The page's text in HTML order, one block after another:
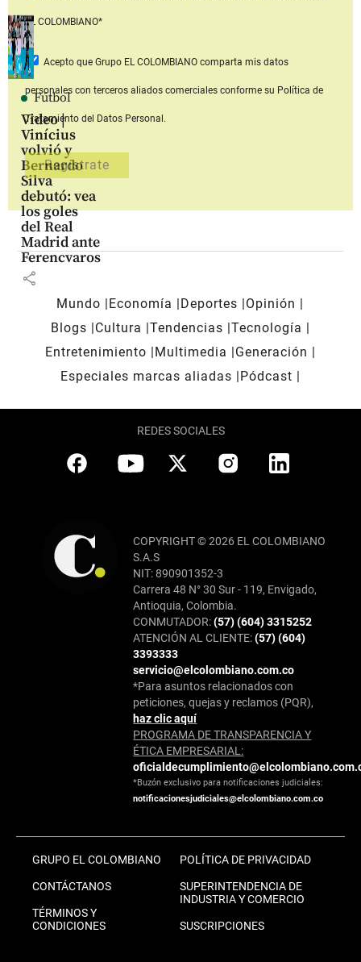
Fútbol
Video |
Vinícius
volvió y
Bernardo
Silva
debutó: vea
los goles
del Real
Madrid ante
Ferencvaros
share
EL COLOMBIANO*
Acepto que Grupo EL COLOMBIANOcomparta mis datos
personales con terceros aliados comerciales conforme su Política de
Tratamiento del Datos Personal.
Mundo Economía Deportes
Opinión
Blogs
Cultura Tendencias Tecnología
Entretenimiento
Multimedia
Generación
Especiales marcas aliadas
Pódcast
REDES SOCIALES
COPYRIGHT © 2026 EL COLOMBIANO
S.A.S
NIT: 890901352-3
Carrera 48 N° 30 Sur - 119, Envigado,
Antioquia, Colombia.
CONMUTADOR:(57) (604) 3315252
ATENCIÓN AL CLIENTE:(57) (604)
3393333
servicio@elcolombiano.com.co
*Para asuntos relacionados con
peticiones, quejas y reclamos (PQR),
haz clic aquí
PROGRAMA DE TRANSPARENCIA Y
ÉTICA EMPRESARIAL:
*Buzón exclusivo para notificaciones judiciales:
notificacionesjudiciales@elcolombiano.com.co
GRUPO EL COLOMBIANO
CONTÁCTANOS
TÉRMINOS Y
CONDICIONES
POLÍTICA DE PRIVACIDAD
SUPERINTENDENCIA DE
INDUSTRIA Y COMERCIO
SUSCRIPCIONES